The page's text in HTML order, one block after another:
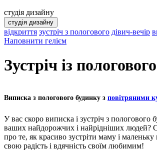
студія дизайну
студія дизайну
відкриття зустріч з пологового дівич-вечір
Наповнити гелієм
Зустріч із
Виписка з пологового будинку з повітряними
У вас скоро виписка і зустріч з пологового
ваших найдорожчих і найрідніших людей?
про те, як красиво зустріти маму і маленьку
свою радість і вдячність своїм любимим!